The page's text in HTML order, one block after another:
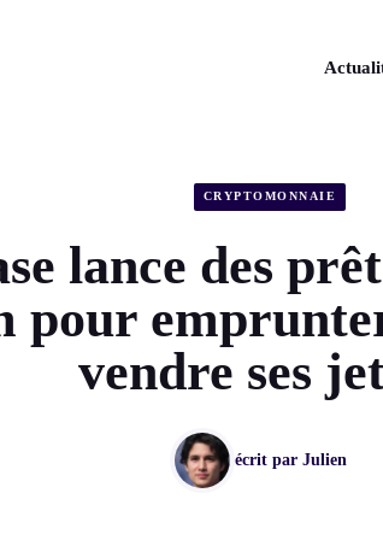
CRYPTOMONNAIE
lance des
pour
vendre ses
écrit par Julien